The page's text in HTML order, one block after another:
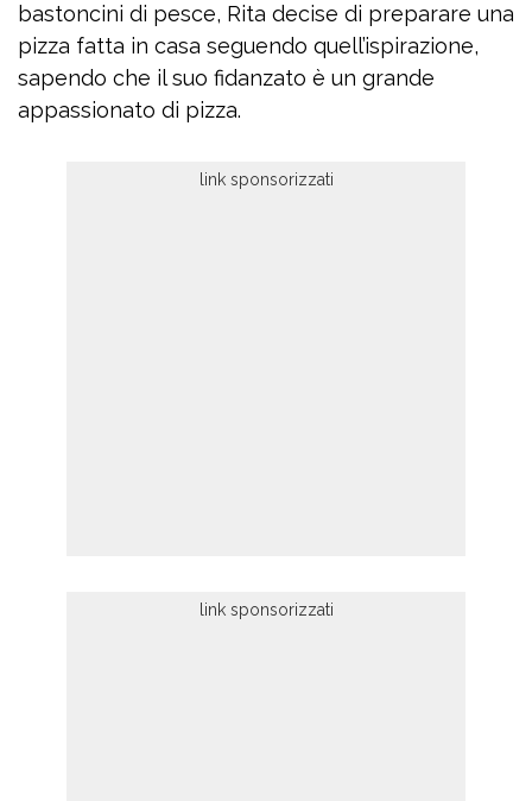
bastoncini di pesce, Rita decise di preparare una
pizza fatta in casa seguendo quell’ispirazione,
sapendo che il suo fidanzato è un grande
appassionato di pizza.